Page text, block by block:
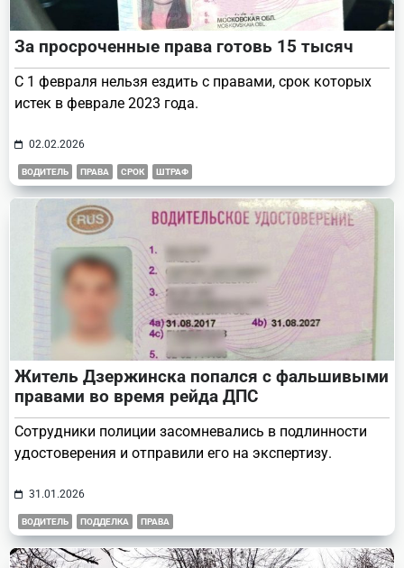
За просроченные права готовь 15 тысяч
С 1 февраля нельзя ездить с правами, срок которых
истек в феврале 2023 года.
02.02.2026
ВОДИТЕЛЬ ПРАВА СРОК ШТРАФ
Житель Дзержинска попался с фальшивыми
правами во время рейда ДПС
Сотрудники полиции засомневались в подлинности
удостоверения и отправили его на экспертизу.
31.01.2026
ВОДИТЕЛЬ ПОДДЕЛКА ПРАВА